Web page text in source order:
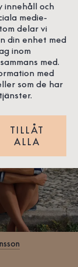
som delar
och
får du träffa
tidlöst och
innehåll och
medie-
delar vi
din enhet med
inom
med.
med
som de har
TILLÅT
ALLA